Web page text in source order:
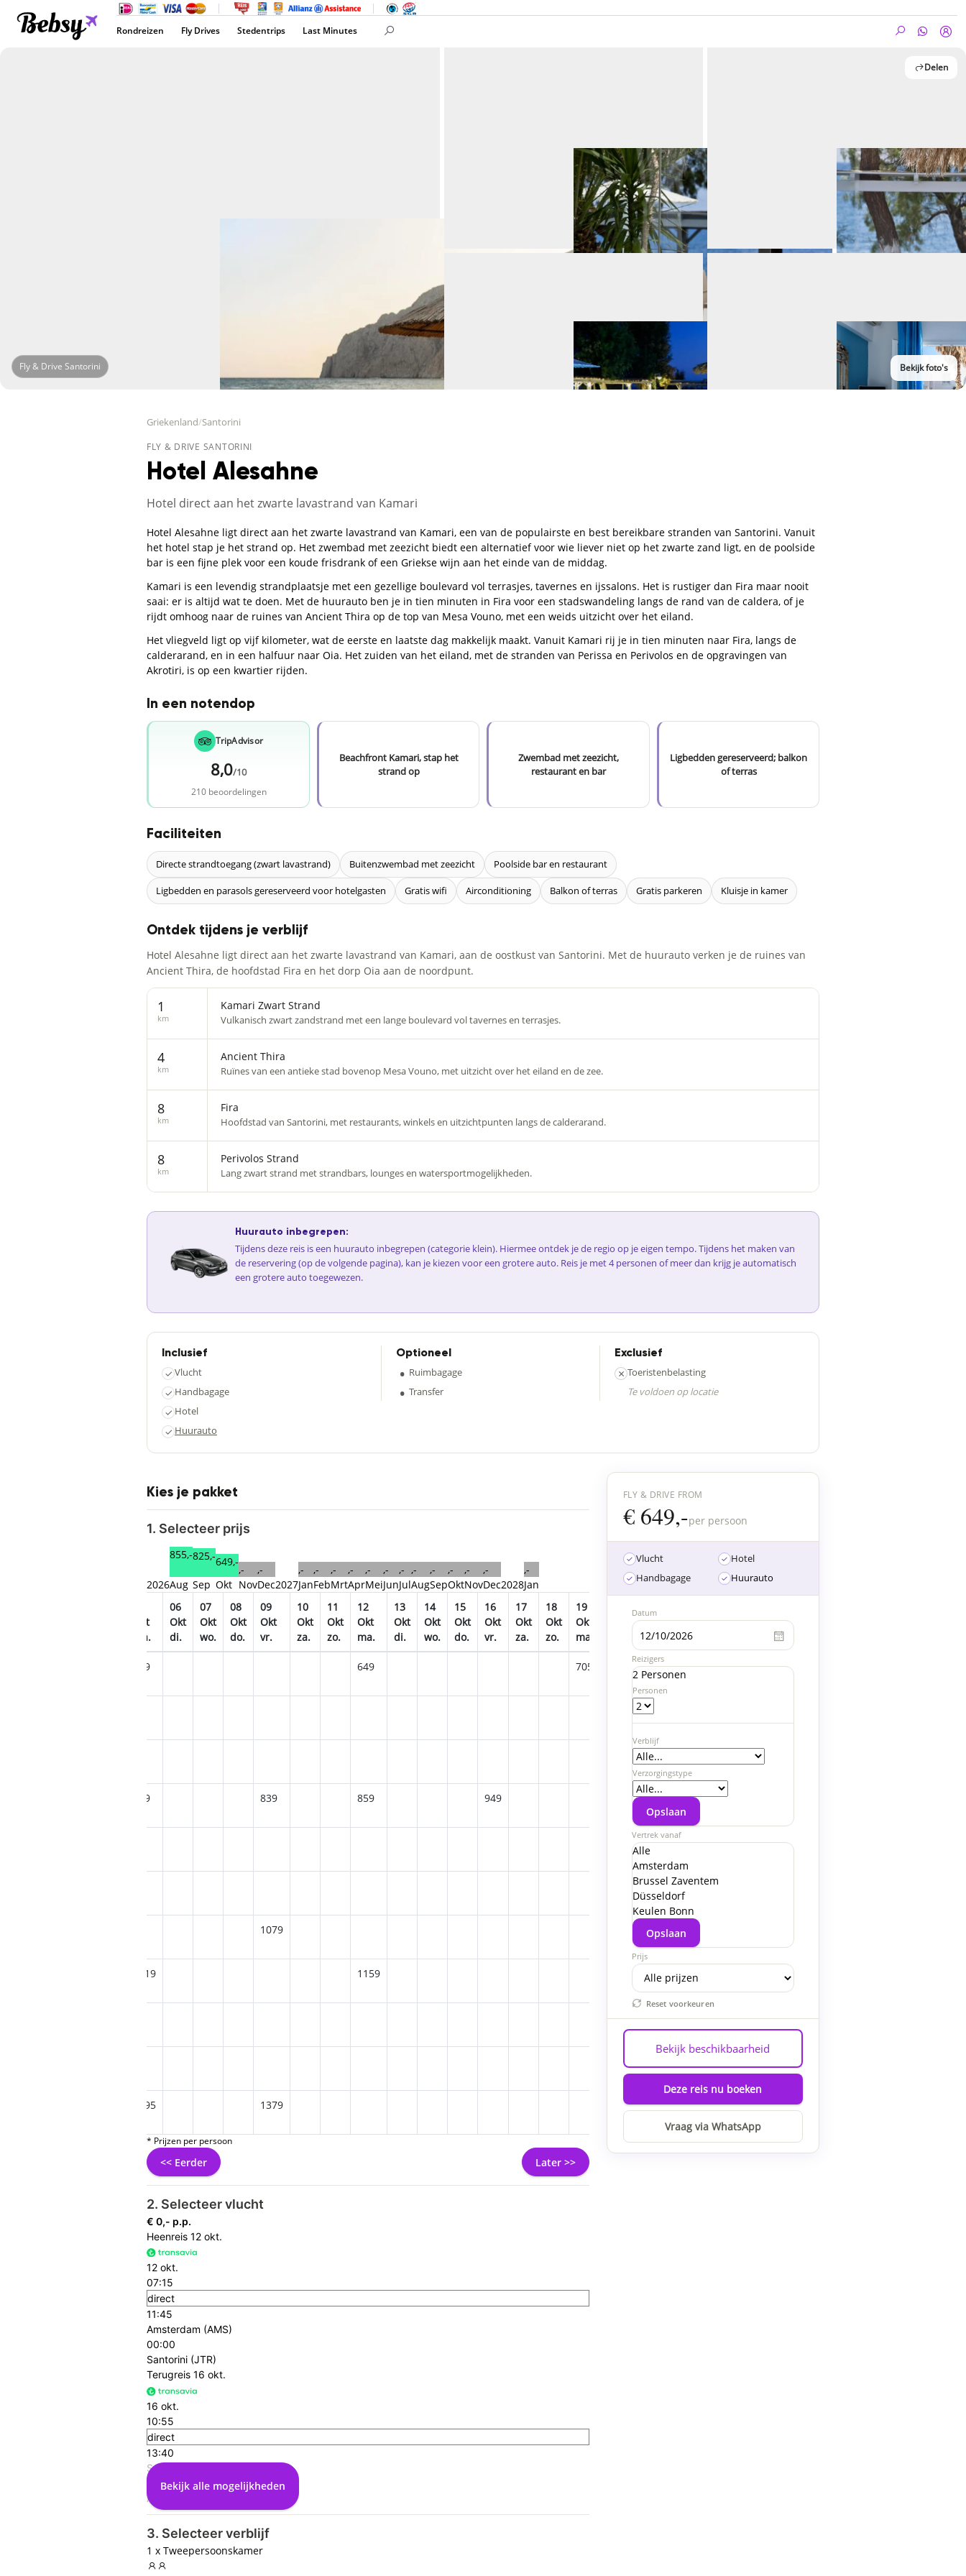
Rondreizen Fly Drives Stedentrips Last Minutes
Fly & Drive Santorini Bekijk foto's
Delen
Griekenland/Santorini
FLY & DRIVE SANTORINI
Hotel Alesahne
Hotel direct aan het zwarte lavastrand van Kamari
Hotel Alesahne ligt direct aan het zwarte lavastrand van Kamari, een van de populairste en best bereikbare stranden van Santorini. Vanuit
het hotel stap je het strand op. Het zwembad met zeezicht biedt een alternatief voor wie liever niet op het zwarte zand ligt, en de poolside
bar is een fijne plek voor een koude frisdrank of een Griekse wijn aan het einde van de middag.
Kamari is een levendig strandplaatsje met een gezellige boulevard vol terrasjes, tavernes en ijssalons. Het is rustiger dan Fira maar nooit
saai: er is altijd wat te doen. Met de huurauto ben je in tien minuten in Fira voor een stadswandeling langs de rand van de caldera, of je
rijdt omhoog naar de ruines van Ancient Thira op de top van Mesa Vouno, met een weids uitzicht over het eiland.
Het vliegveld ligt op vijf kilometer, wat de eerste en laatste dag makkelijk maakt. Vanuit Kamari rij je in tien minuten naar Fira, langs de
calderarand, en in een halfuur naar Oia. Het zuiden van het eiland, met de stranden van Perissa en Perivolos en de opgravingen van
Akrotiri, is op een kwartier rijden.
In een notendop
TripAdvisor
8,0/10
210 beoordelingen
Beachfront Kamari, stap het
strand op
Zwembad met zeezicht,
restaurant en bar
Ligbedden gereserveerd; balkon
of terras
Faciliteiten
Directe strandtoegang (zwart lavastrand) Buitenzwembad met zeezicht Poolside bar en restaurant
Ligbedden en parasols gereserveerd voor hotelgasten Gratis wifi Airconditioning Balkon of terras Gratis parkeren Kluisje in kamer
Ontdek tijdens je verblijf
Hotel Alesahne ligt direct aan het zwarte lavastrand van Kamari, aan de oostkust van Santorini. Met de huurauto verken je de ruines van
Ancient Thira, de hoofdstad Fira en het dorp Oia aan de noordpunt.
1
km
Kamari Zwart Strand
Vulkanisch zwart zandstrand met een lange boulevard vol tavernes en terrasjes.
4
km
Ancient Thira
Ruïnes van een antieke stad bovenop Mesa Vouno, met uitzicht over het eiland en de zee.
8
km
Fira
Hoofdstad van Santorini, met restaurants, winkels en uitzichtpunten langs de calderarand.
8
km
Perivolos Strand
Lang zwart strand met strandbars, lounges en watersportmogelijkheden.
Huurauto inbegrepen:
Tijdens deze reis is een huurauto inbegrepen (categorie klein). Hiermee ontdek je de regio op je eigen tempo. Tijdens het maken van
de reservering (op de volgende pagina), kan je kiezen voor een grotere auto. Reis je met 4 personen of meer dan krijg je automatisch
een grotere auto toegewezen.
Inclusief
✓Vlucht
✓ Handbagage
✓ Hotel
✓ Huurauto
Optioneel
• Ruimbagage
• Transfer
Exclusief
× Toeristenbelasting
Te voldoen op locatie
FLY & DRIVE FROM
€ 649,-per persoon
Vlucht
Handbagage
Hotel
Huurauto
Reizigers
2 Personen
Personen
Verblijf
Verzorgingstype
Opslaan
Vertrek vanaf
Alle
Amsterdam
Brussel Zaventem
Düsseldorf
Keulen Bonn
Opslaan
Prijs
Datum
Reset voorkeuren
Bekijk beschikbaarheid
Deze reis nu boeken
Vraag via WhatsApp
Kies je pakket
1. Selecteer prijs
2026
855,-
Aug
825,-
Sep
649,-
Okt
,-
Nov
,-
Dec2027
,-
Jan
,-
Feb
,-
Mrt
,-
Apr
,-
Mei
,-
Jun
,-
Jul
,-
Aug
,-
Sep
,-
Okt
,-
Nov
,-
Dec2028
,-
Jan
Okt
ma.
06
Okt
di.
07
Okt
wo.
08
Okt
do.
09
Okt
vr.
10
Okt
za.
11
Okt
zo.
12
Okt
ma.
13
Okt
di.
14
Okt
wo.
15
Okt
do.
16
Okt
vr.
17
Okt
za.
18
Okt
zo.
19
Okt
ma.
Okt
wo.
Okt
do.
Okt
Okt
Okt
Okt
709 649 705
789 839 859 949
1079
1019 1159
1295 1379
* Prijzen per persoon
<< Eerder Later >>
2. Selecteer vlucht
€ 0,- p.p.
Heenreis 12 okt.
12 okt.
07:15
direct
11:45
Amsterdam (AMS)
00:00
Santorini (JTR)
Terugreis 16 okt.
16 okt.
10:55
direct
13:40
Santorini (JTR)
00:00
Amsterdam (AMS)
Bekijk alle mogelijkheden
3. Selecteer verblijf
1 x Tweepersoonskamer